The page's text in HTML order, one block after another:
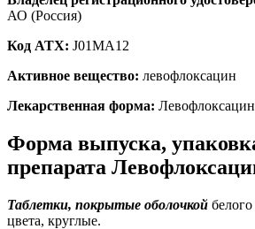
АО (Россия)
Код ATX: J01MA12
Активное вещество: левофлоксацин
Лекарственная форма:
Форма выпуска,
препарата
Таблетки, покрытые оболочкой
цвета, круглые.